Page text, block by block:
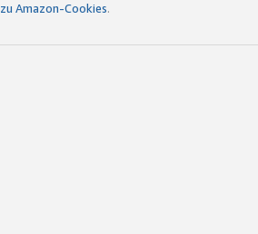
zu Amazon-Cookies.